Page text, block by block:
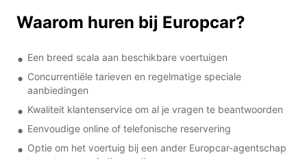
Waarom huren bij Europcar?
Een breed scala aan beschikbare voertuigen
Concurrentiële tarieven en regelmatige speciale
aanbiedingen
Kwaliteit klantenservice om al je vragen te beantwoorden
Eenvoudige online of telefonische reservering
Optie om het voertuig bij een ander Europcar-agentschap